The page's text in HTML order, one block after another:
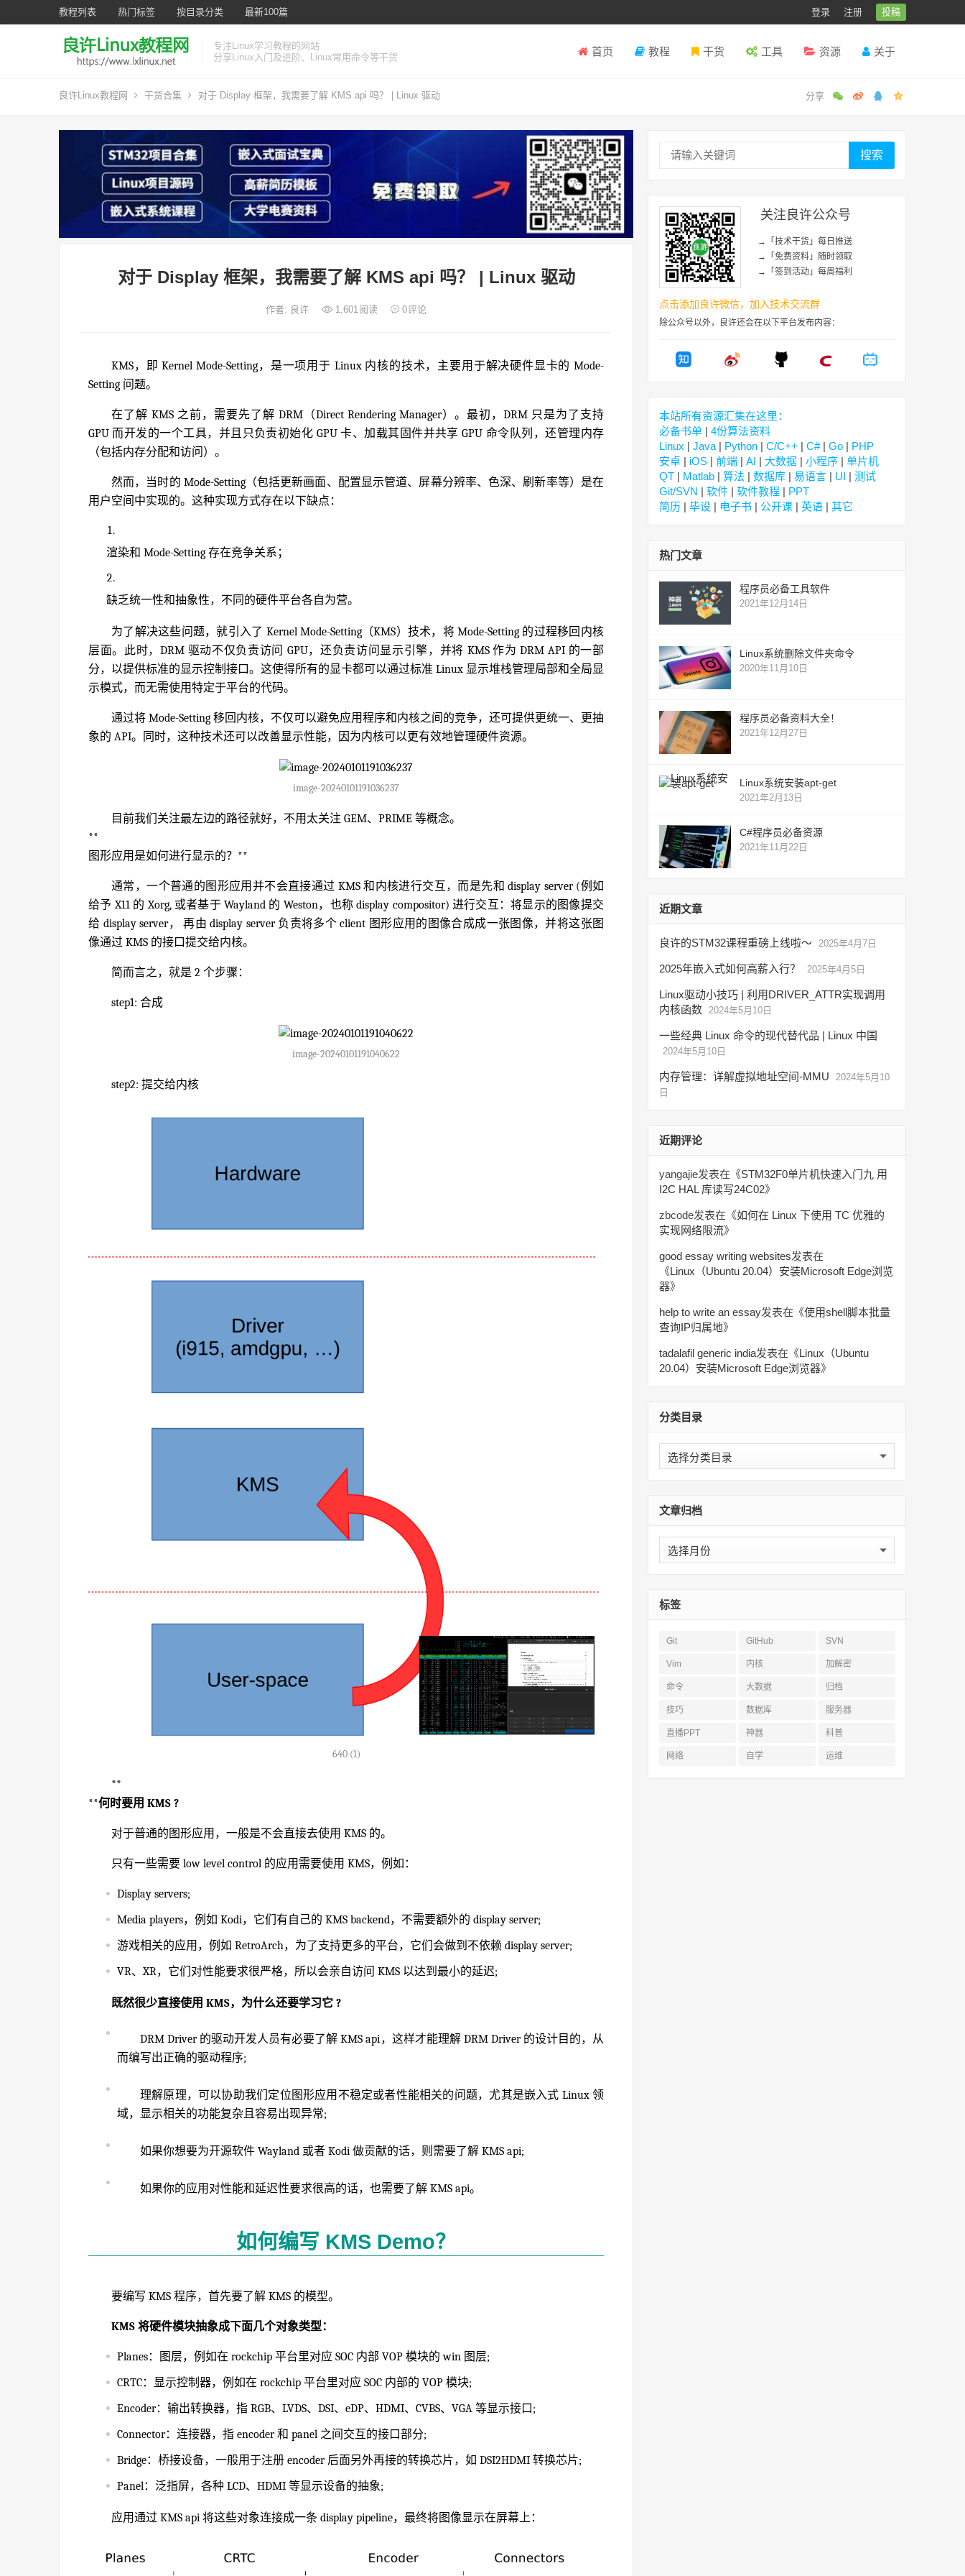
教程列表 热门标签 按目录分类 最新100篇 登录 注册 投稿
专注Linux学习教程的网站
分享Linux入门及进阶、Linux常用命令等干货
首页 教程 干货 工具 资源 关于
良许Linux教程网 干货合集 对于 Display 框架，我需要了解 KMS api 吗？ | Linux 驱动
对于 Display 框架，我需要了解 KMS api 吗？ | Linux 驱动
作者: 良许 1,601阅读 0评论
KMS，即 Kernel Mode-Setting，是一项用于 Linux 内核的技术，主要用于解决硬件显卡的 Mode-
Setting 问题。
在了解 KMS 之前，需要先了解 DRM（Direct Rendering Manager）。最初，DRM 只是为了支持
GPU 而开发的一个工具，并且只负责初始化 GPU 卡、加载其固件并共享 GPU 命令队列，还管理内存
（包括内存分配和访问）。
然而，当时的 Mode-Setting（包括更新画面、配置显示管道、屏幕分辨率、色深、刷新率等）是在
用户空间中实现的。这种实现方式存在以下缺点：
渲染和 Mode-Setting 存在竞争关系；
缺乏统一性和抽象性，不同的硬件平台各自为营。
为了解决这些问题，就引入了 Kernel Mode-Setting（KMS）技术，将 Mode-Setting 的过程移回内核
层面。此时，DRM 驱动不仅负责访问 GPU，还负责访问显示引擎，并将 KMS 作为 DRM API 的一部
分，以提供标准的显示控制接口。这使得所有的显卡都可以通过标准 Linux 显示堆栈管理局部和全局显
示模式，而无需使用特定于平台的代码。
通过将 Mode-Setting 移回内核，不仅可以避免应用程序和内核之间的竞争，还可提供更统一、更抽
象的 API。同时，这种技术还可以改善显示性能，因为内核可以更有效地管理硬件资源。
image-20240101191036237
目前我们关注最左边的路径就好，不用太关注 GEM、PRIME 等概念。
**
图形应用是如何进行显示的？**
通常，一个普通的图形应用并不会直接通过 KMS 和内核进行交互，而是先和 display server (例如
给予 X11 的 Xorg, 或者基于 Wayland 的 Weston，也称 display compositor) 进行交互：将显示的图像提交
给 display server， 再由 display server 负责将多个 client 图形应用的图像合成成一张图像，并将这张图
像通过 KMS 的接口提交给内核。
简而言之，就是 2 个步骤：
step1: 合成
image-20240101191040622
step2: 提交给内核
640 (1)
**
**何时要用 KMS ?
对于普通的图形应用，一般是不会直接去使用 KMS 的。
只有一些需要 low level control 的应用需要使用 KMS，例如：
Display servers;
Media players，例如 Kodi，它们有自己的 KMS backend，不需要额外的 display server;
游戏相关的应用，例如 RetroArch，为了支持更多的平台，它们会做到不依赖 display server;
VR、XR，它们对性能要求很严格，所以会亲自访问 KMS 以达到最小的延迟;
既然很少直接使用 KMS，为什么还要学习它 ?
DRM Driver 的驱动开发人员有必要了解 KMS api，这样才能理解 DRM Driver 的设计目的，从
而编写出正确的驱动程序;
理解原理，可以协助我们定位图形应用不稳定或者性能相关的问题，尤其是嵌入式 Linux 领
域，显示相关的功能复杂且容易出现异常;
如果你想要为开源软件 Wayland 或者 Kodi 做贡献的话，则需要了解 KMS api;
如果你的应用对性能和延迟性要求很高的话，也需要了解 KMS api。
如何编写 KMS Demo？
要编写 KMS 程序，首先要了解 KMS 的模型。
KMS 将硬件模块抽象成下面几个对象类型：
Planes：图层，例如在 rockchip 平台里对应 SOC 内部 VOP 模块的 win 图层;
CRTC：显示控制器，例如在 rockchip 平台里对应 SOC 内部的 VOP 模块;
Encoder：输出转换器，指 RGB、LVDS、DSI、eDP、HDMI、CVBS、VGA 等显示接口;
Connector：连接器，指 encoder 和 panel 之间交互的接口部分;
Bridge：桥接设备，一般用于注册 encoder 后面另外再接的转换芯片，如 DSI2HDMI 转换芯片;
Panel：泛指屏，各种 LCD、HDMI 等显示设备的抽象;
应用通过 KMS api 将这些对象连接成一条 display pipeline，最终将图像显示在屏幕上：
搜索
关注良许公众号
→「技术干货」每日推送
→「免费资料」随时领取
→「签到活动」每周福利
点击添加良许微信，加入技术交流群
除公众号以外，良许还会在以下平台发布内容：
本站所有资源汇集在这里：
必备书单 | 4份算法资料
Linux | Java | Python | C/C++ | C#| Go | PHP
安卓 | iOS | 前端 | AI | 大数据 | 小程序 | 单片机
QT | Matlab | 算法 | 数据库 | 易语言 | UI | 测试
Git/SVN | 软件 | 软件教程 | PPT
简历 | 毕设 | 电子书 | 公开课 | 英语 | 其它
热门文章
程序员必备工具软件
2021年12月14日
Linux系统删除文件夹命令
2020年11月10日
程序员必备资料大全！
2021年12月27日
Linux系统安装apt-get
2021年2月13日
C#程序员必备资源
2021年11月22日
近期文章
良许的STM32课程重磅上线啦～ 2025年4月7日
2025年嵌入式如何高薪入行？ 2025年4月5日
Linux驱动小技巧 | 利用DRIVER_ATTR实现调用
内核函数 2024年5月10日
一些经典 Linux 命令的现代替代品 | Linux 中国
2024年5月10日
内存管理：详解虚拟地址空间-MMU
2024年5月10
日
近期评论
yangajie发表在《STM32F0单片机快速入门九 用
I2C HAL 库读写24C02》
zbcode发表在《如何在 Linux 下使用 TC 优雅的
实现网络限流》
good essay writing websites发表在
《Linux（Ubuntu 20.04）安装Microsoft Edge浏览
器》
help to write an essay发表在《使用shell脚本批量
查询IP归属地》
tadalafil generic india发表在《Linux（Ubuntu
20.04）安装Microsoft Edge浏览器》
分类目录
分
类
文章归档
文
章
标签
Git GitHub SVN
Vim 内核 加解密
命令 大数据 归档
技巧 数据库 服务器
直播PPT 神器 科普
网络 自学 运维